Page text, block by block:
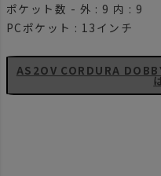
ポケット数 - 外 : 9 内 : 9
PCポケット : 13インチ
AS2OV CORDURA